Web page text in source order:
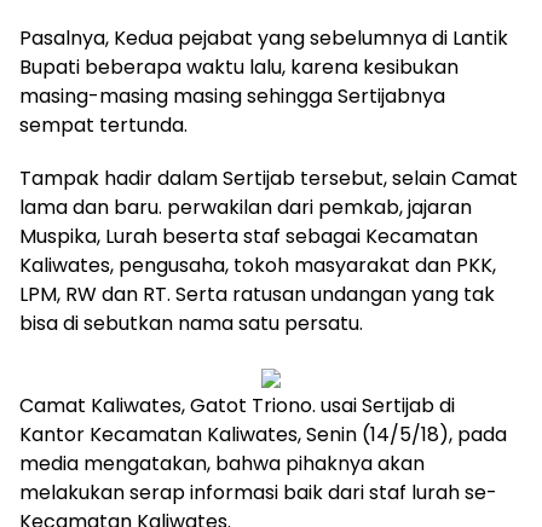
Pasalnya, Kedua pejabat yang sebelumnya di Lantik
Bupati beberapa waktu lalu, karena kesibukan
masing-masing masing sehingga Sertijabnya
sempat tertunda.
Tampak hadir dalam Sertijab tersebut, selain Camat
lama dan baru. perwakilan dari pemkab, jajaran
Muspika, Lurah beserta staf sebagai Kecamatan
Kaliwates, pengusaha, tokoh masyarakat dan PKK,
LPM, RW dan RT. Serta ratusan undangan yang tak
bisa di sebutkan nama satu persatu.
Camat Kaliwates, Gatot Triono. usai Sertijab di
Kantor Kecamatan Kaliwates, Senin (14/5/18), pada
media mengatakan, bahwa pihaknya akan
melakukan serap informasi baik dari staf lurah se-